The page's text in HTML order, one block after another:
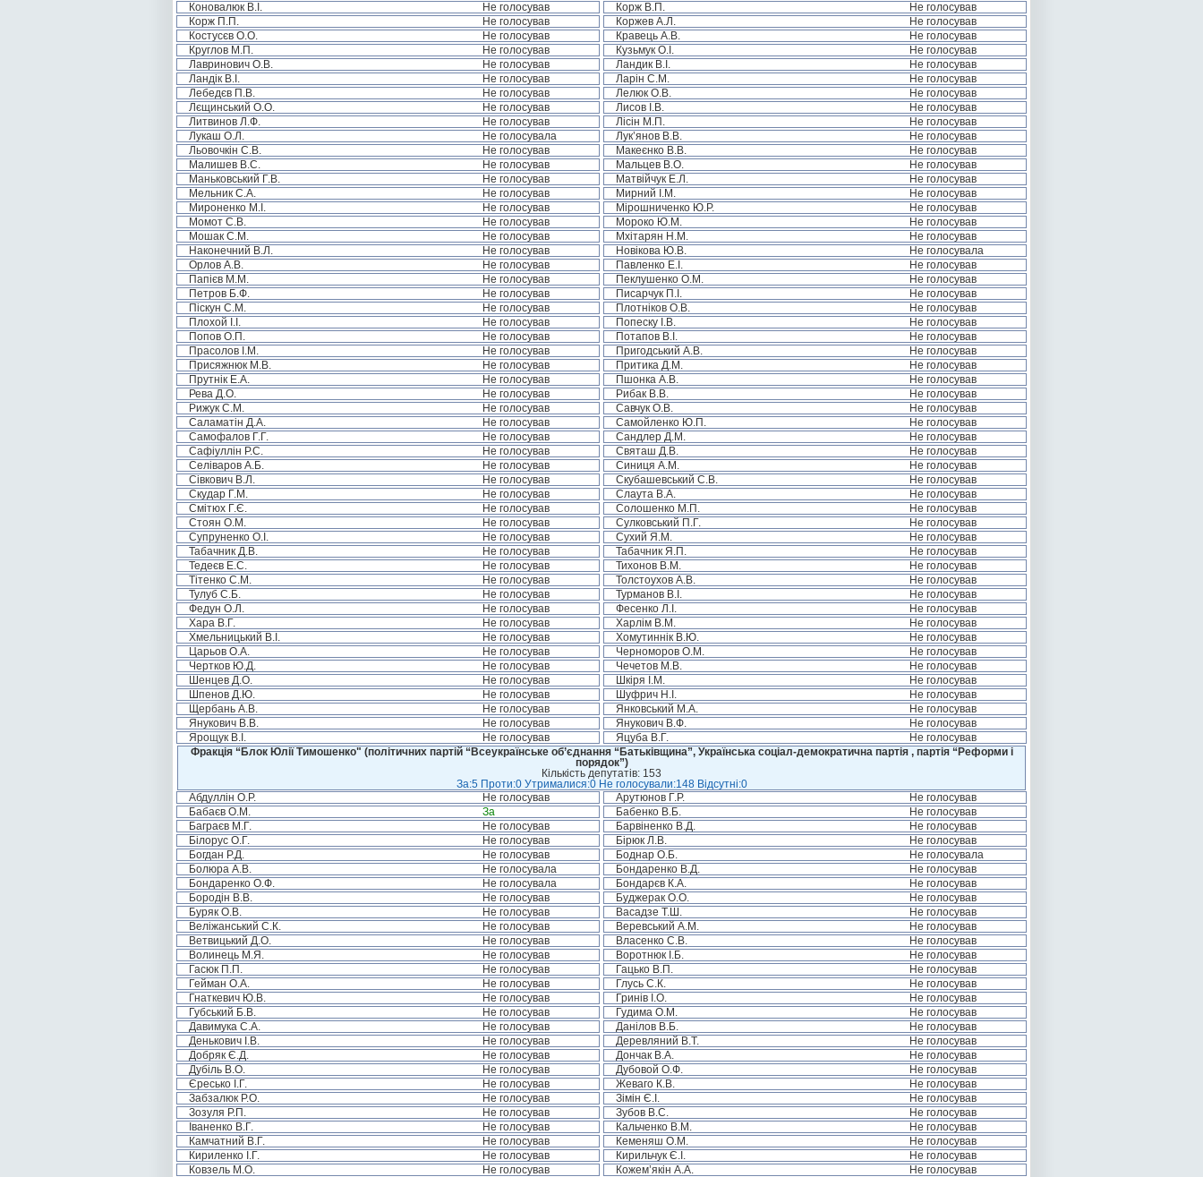
Коновалюк В.І.
Не голосував Корж В.П.
Не голосував
Корж П.П.
Не голосував Коржев А.Л.
Не голосував
Костусєв О.О.
Не голосував Кравець А.В.
Не голосував
Круглов М.П.
Не голосував Кузьмук О.І.
Не голосував
Лавринович О.В.
Не голосував Ландик В.І.
Не голосував
Ландік В.І.
Не голосував Ларін С.М.
Не голосував
Лебедєв П.В.
Не голосував Лелюк О.В.
Не голосував
Лєщинський О.О.
Не голосував Лисов І.В.
Не голосував
Литвинов Л.Ф.
Не голосував Лісін М.П.
Не голосував
Лукаш О.Л.
Не голосувала Лук’янов В.В.
Не голосував
Льовочкін С.В.
Не голосував Макеєнко В.В.
Не голосував
Малишев В.С.
Не голосував Мальцев В.О.
Не голосував
Маньковський Г.В.
Не голосував Матвійчук Е.Л.
Не голосував
Мельник С.А.
Не голосував Мирний І.М.
Не голосував
Мироненко М.І.
Не голосував Мірошниченко Ю.Р.
Не голосував
Момот С.В.
Не голосував Мороко Ю.М.
Не голосував
Мошак С.М.
Не голосував Мхітарян Н.М.
Не голосував
Наконечний В.Л.
Не голосував Новікова Ю.В.
Не голосувала
Орлов А.В.
Не голосував Павленко Е.І.
Не голосував
Папієв М.М.
Не голосував Пеклушенко О.М.
Не голосував
Петров Б.Ф.
Не голосував Писарчук П.І.
Не голосував
Піскун С.М.
Не голосував Плотніков О.В.
Не голосував
Плохой І.І.
Не голосував Попеску І.В.
Не голосував
Попов О.П.
Не голосував Потапов В.І.
Не голосував
Прасолов І.М.
Не голосував Пригодський А.В.
Не голосував
Присяжнюк М.В.
Не голосував Притика Д.М.
Не голосував
Прутнік Е.А.
Не голосував Пшонка А.В.
Не голосував
Рева Д.О.
Не голосував Рибак В.В.
Не голосував
Рижук С.М.
Не голосував Савчук О.В.
Не голосував
Саламатін Д.А.
Не голосував Самойленко Ю.П.
Не голосував
Самофалов Г.Г.
Не голосував Сандлер Д.М.
Не голосував
Сафіуллін Р.С.
Не голосував Святаш Д.В.
Не голосував
Селіваров А.Б.
Не голосував Синиця А.М.
Не голосував
Сівкович В.Л.
Не голосував Скубашевський С.В.
Не голосував
Скудар Г.М.
Не голосував Слаута В.А.
Не голосував
Смітюх Г.Є.
Не голосував Солошенко М.П.
Не голосував
Стоян О.М.
Не голосував Сулковський П.Г.
Не голосував
Супруненко О.І.
Не голосував Сухий Я.М.
Не голосував
Табачник Д.В.
Не голосував Табачник Я.П.
Не голосував
Тедеєв Е.С.
Не голосував Тихонов В.М.
Не голосував
Тітенко С.М.
Не голосував Толстоухов А.В.
Не голосував
Тулуб С.Б.
Не голосував Турманов В.І.
Не голосував
Федун О.Л.
Не голосував Фесенко Л.І.
Не голосував
Хара В.Г.
Не голосував Харлім В.М.
Не голосував
Хмельницький В.І.
Не голосував Хомутиннік В.Ю.
Не голосував
Царьов О.А.
Не голосував Черноморов О.М.
Не голосував
Чертков Ю.Д.
Не голосував Чечетов М.В.
Не голосував
Шенцев Д.О.
Не голосував Шкіря І.М.
Не голосував
Шпенов Д.Ю.
Не голосував Шуфрич Н.І.
Не голосував
Щербань А.В.
Не голосував Янковський М.А.
Не голосував
Янукович В.В.
Не голосував Янукович В.Ф.
Не голосував
Ярощук В.І.
Не голосував Яцуба В.Г.
Не голосував
Фракція “Блок Юлії Тимошенко" (політичних партій “Всеукраїнське об’єднання “Батьківщина”, Українська соціал-демократична партія , партія “Реформи і
порядок”)
Кількість депутатів: 153
За:5 Проти:0 Утрималися:0 Не голосували:148 Відсутні:0
Абдуллін О.Р.
Не голосував Арутюнов Г.Р.
Не голосував
Бабаєв О.М.
За Бабенко В.Б.
Не голосував
Баграєв М.Г.
Не голосував Барвіненко В.Д.
Не голосував
Білорус О.Г.
Не голосував Бірюк Л.В.
Не голосував
Богдан Р.Д.
Не голосував Боднар О.Б.
Не голосувала
Болюра А.В.
Не голосувала Бондаренко В.Д.
Не голосував
Бондаренко О.Ф.
Не голосувала Бондарєв К.А.
Не голосував
Бородін В.В.
Не голосував Буджерак О.О.
Не голосував
Буряк О.В.
Не голосував Васадзе Т.Ш.
Не голосував
Веліжанський С.К.
Не голосував Веревський А.М.
Не голосував
Ветвицький Д.О.
Не голосував Власенко С.В.
Не голосував
Волинець М.Я.
Не голосував Воротнюк І.Б.
Не голосував
Гасюк П.П.
Не голосував Гацько В.П.
Не голосував
Гейман О.А.
Не голосував Глусь С.К.
Не голосував
Гнаткевич Ю.В.
Не голосував Гринів І.О.
Не голосував
Губський Б.В.
Не голосував Гудима О.М.
Не голосував
Давимука С.А.
Не голосував Данілов В.Б.
Не голосував
Денькович І.В.
Не голосував Деревляний В.Т.
Не голосував
Добряк Є.Д.
Не голосував Дончак В.А.
Не голосував
Дубіль В.О.
Не голосував Дубовой О.Ф.
Не голосував
Єресько І.Г.
Не голосував Жеваго К.В.
Не голосував
Забзалюк Р.О.
Не голосував Зімін Є.І.
Не голосував
Зозуля Р.П.
Не голосував Зубов В.С.
Не голосував
Іваненко В.Г.
Не голосував Кальченко В.М.
Не голосував
Камчатний В.Г.
Не голосував Кеменяш О.М.
Не голосував
Кириленко І.Г.
Не голосував Кирильчук Є.І.
Не голосував
Ковзель М.О.
Не голосував Кожем’якін А.А.
Не голосував